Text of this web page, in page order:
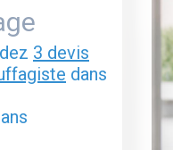
3 devis
dans